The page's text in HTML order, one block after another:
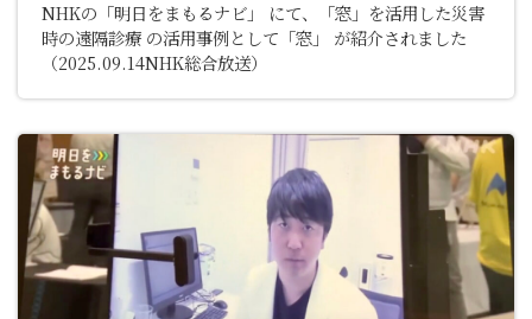
NHKの「明日をまもるナビ」 にて、「窓」を活用した災害
時の遠隔診療 の活用事例として「窓」 が紹介されました
（2025.09.14NHK総合放送）